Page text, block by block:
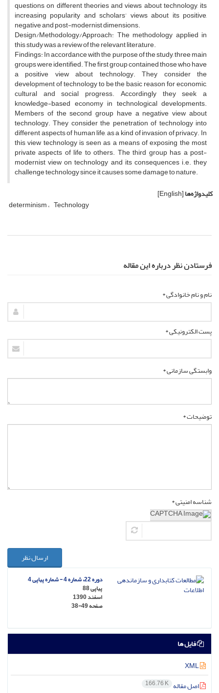
questions on different theories and views about technology, its
increasing popularity and scholars’ views about its positive,
negative and post-modernist dimensions.
Design/Methodology/Approach: The methodology applied in
this study was a review of the relevant literature.
Findings: In accordance with the purpose of the study, three main
groups were identified. The first group contained those who have
a positive view about technology. They consider the
development of technology to be the basic reason for economic,
cultural and social progress. Accordingly they seek a
knowledge-based economy in technological developments.
Members of the second group have a negative view about
technology. They consider the penetration of technology into
different aspects of human life, as a kind of invasion of privacy. In
this view technology is seen as a means of exposing the most
private aspects of life to others. The third group has a post-
modernist view on technology and its consequences i.e. they
challenge technology since it causes some damage to nature.
کلیدواژه‌ها[English]
determinism Technology
فرستادن نظر درباره این مقاله
نام و نام خانوادگی *
پست الکترونیکی *
وابستگی سازمانی *
توضیحات *
شناسه امنیتی *
ارسال نظر
دوره 22، شماره 4 - شماره پیاپی 4
پیاپی 88
اسفند 1390
صفحه38-49
فایل ها
اصل مقاله 166.76 K